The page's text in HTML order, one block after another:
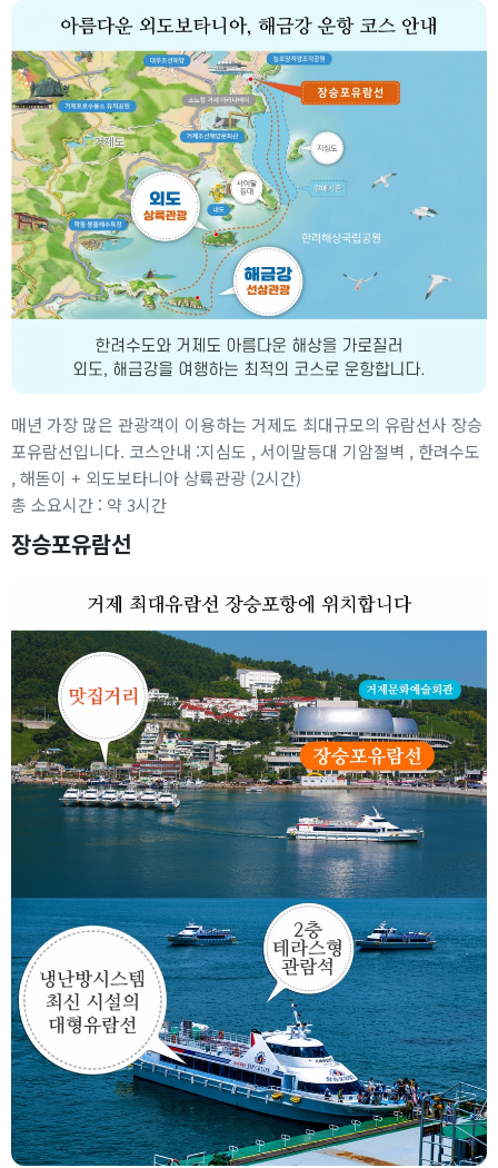
매년 가장 많은 관광객이 이용하는 거제도 최대규모의 유람선사 장승
포유람선입니다. 코스안내 :지심도 , 서이말등대 기암절벽 , 한려수도
, 해돋이 + 외도보타니아 상륙관광 (2시간)
총 소요시간 : 약 3시간
장승포유람선